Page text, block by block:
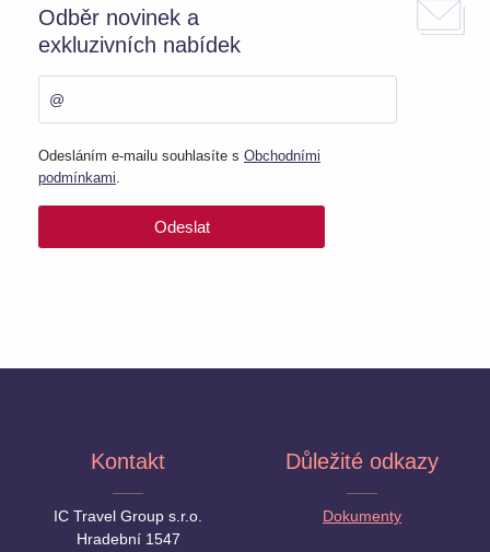
Odběr novinek a
exkluzivních nabídek
Odesláním e-mailu souhlasíte s Obchodními
podmínkami.
Odeslat
Kontakt
IC Travel Group s.r.o.
Hradební 1547
Důležité odkazy
Dokumenty